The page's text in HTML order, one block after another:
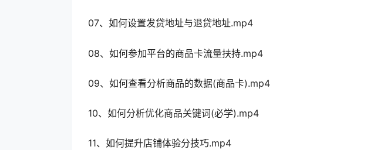
07、如何设置发贷地址与退贷地址.mp4
08、如何参加平台的商品卡流量扶持.mp4
09、如何查看分析商品的数据(商品卡).mp4
10、如何分析优化商品关键词(必学).mp4
11、如何提升店铺体验分技巧.mp4